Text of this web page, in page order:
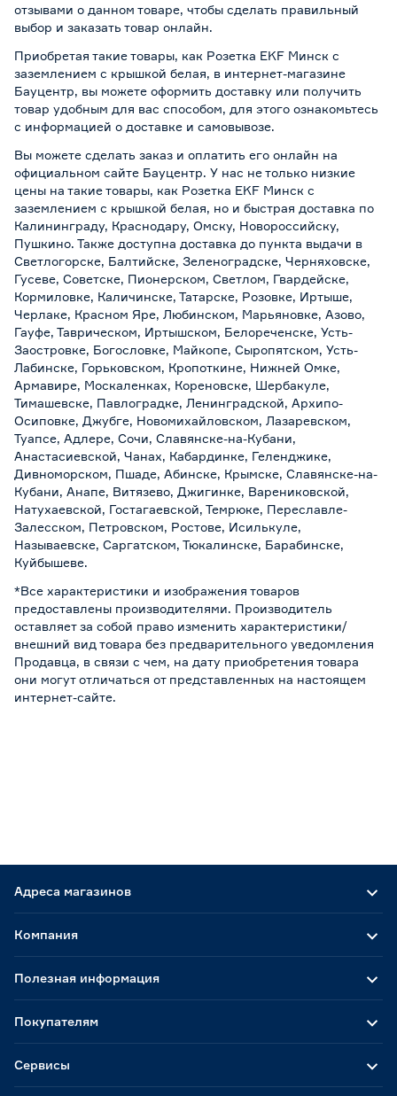
отзывами о данном товаре, чтобы сделать правильный
выбор и заказать товар онлайн.
Приобретая такие товары, как Розетка EKF Минск с
заземлением с крышкой белая, в интернет-магазине
Бауцентр, вы можете оформить доставку или получить
товар удобным для вас способом, для этого ознакомьтесь
с информацией о доставке и самовывозе.
Вы можете сделать заказ и оплатить его онлайн на
официальном сайте Бауцентр. У нас не только низкие
цены на такие товары, как Розетка EKF Минск с
заземлением с крышкой белая, но и быстрая доставка по
Калининграду, Краснодару, Омску, Новороссийску,
Пушкино. Также доступна доставка до пункта выдачи в
Светлогорске, Балтийске, Зеленоградске, Черняховске,
Гусеве, Советске, Пионерском, Светлом, Гвардейске,
Кормиловке, Каличинске, Татарске, Розовке, Иртыше,
Черлаке, Красном Яре, Любинском, Марьяновке, Азово,
Гауфе, Таврическом, Иртышском, Белореченске, Усть-
Заостровке, Богословке, Майкопе, Сыропятском, Усть-
Лабинске, Горьковском, Кропоткине, Нижней Омке,
Армавире, Москаленках, Кореновске, Шербакуле,
Тимашевске, Павлоградке, Ленинградской, Архипо-
Осиповке, Джубге, Новомихайловском, Лазаревском,
Туапсе, Адлере, Сочи, Славянске-на-Кубани,
Анастасиевской, Чанах, Кабардинке, Геленджике,
Дивноморском, Пшаде, Абинске, Крымске, Славянске-на-
Кубани, Анапе, Витязево, Джигинке, Варениковской,
Натухаевской, Гостагаевской, Темрюке, Переславле-
Залесском, Петровском, Ростове, Исилькуле,
Называевске, Саргатском, Тюкалинске, Барабинске,
Куйбышеве.
*Все характеристики и изображения товаров
предоставлены производителями. Производитель
оставляет за собой право изменить характеристики/
внешний вид товара без предварительного уведомления
Продавца, в связи с чем, на дату приобретения товара
они могут отличаться от представленных на настоящем
интернет-сайте.
Адреса магазинов
Компания
Полезная информация
Покупателям
Сервисы